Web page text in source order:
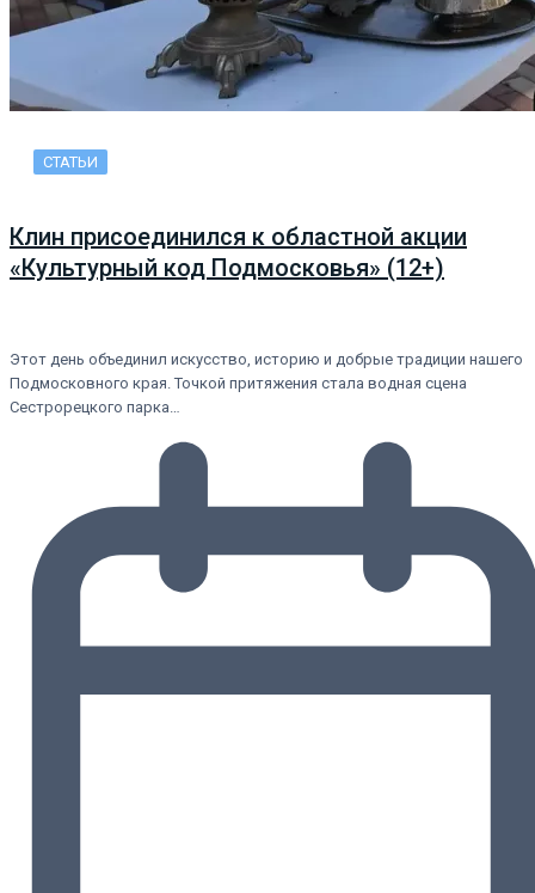
СТАТЬИ
Клин присоединился к областной акции
«Культурный код Подмосковья» (12+)
Этот день объединил искусство, историю и добрые традиции нашего
Подмосковного края. Точкой притяжения стала водная сцена
Сестрорецкого парка…